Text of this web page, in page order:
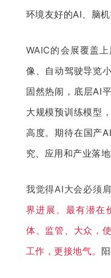
环境友好的AI、脑机
WAIC的会展覆盖
像、自动驾驶导览
固然热闹，底层AI
大规模预训练模型
高度。期待在国产
究、应用和产业落地
我觉得AI大会必须
界进展、最有潜在
体、监管、大众，
工作，更接地气。